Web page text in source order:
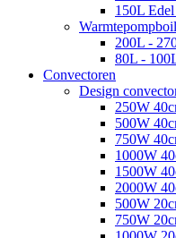
150L Edel
200L -
80L -
Convectoren
Design
250W
500W
750W
1000W
1500W
2000W
500W
750W